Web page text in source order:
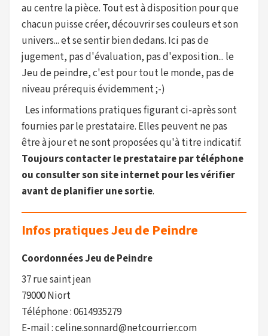
au centre la pièce. Tout est à disposition pour que
chacun puisse créer, découvrir ses couleurs et son
univers... et se sentir bien dedans. Ici pas de
jugement, pas d'évaluation, pas d'exposition... le
Jeu de peindre, c'est pour tout le monde, pas de
niveau prérequis évidemment ;-)
Les informations pratiques figurant ci-après sont
fournies par le prestataire. Elles peuvent ne pas
être à jour et ne sont proposées qu'à titre indicatif.
Toujours contacter le prestataire par téléphone
ou consulter son site internet pour les vérifier
avant de planifier une sortie.
Infos pratiques Jeu de Peindre
Coordonnées Jeu de Peindre
37 rue saint jean
79000 Niort
Téléphone : 0614935279
E-mail : celine.sonnard@netcourrier.com